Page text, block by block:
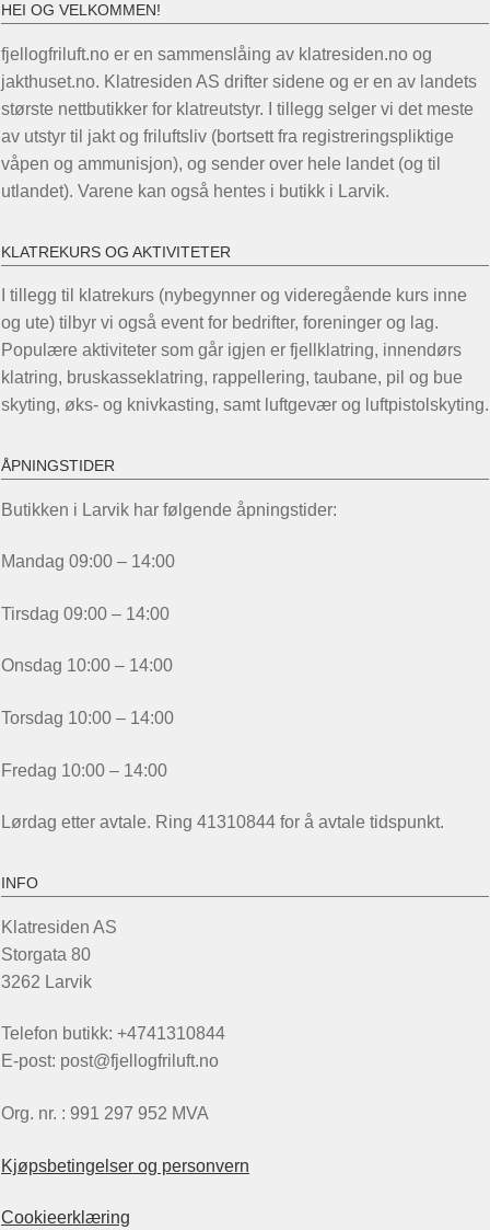
HEI OG VELKOMMEN!
fjellogfriluft.no er en sammenslåing av klatresiden.no og
jakthuset.no. Klatresiden AS drifter sidene og er en av landets
største nettbutikker for klatreutstyr. I tillegg selger vi det meste
av utstyr til jakt og friluftsliv (bortsett fra registreringspliktige
våpen og ammunisjon), og sender over hele landet (og til
utlandet). Varene kan også hentes i butikk i Larvik.
KLATREKURS OG AKTIVITETER
I tillegg til klatrekurs (nybegynner og videregående kurs inne
og ute) tilbyr vi også event for bedrifter, foreninger og lag.
Populære aktiviteter som går igjen er fjellklatring, innendørs
klatring, bruskasseklatring, rappellering, taubane, pil og bue
skyting, øks- og knivkasting, samt luftgevær og luftpistolskyting.
ÅPNINGSTIDER
Butikken i Larvik har følgende åpningstider:
Mandag 09:00 – 14:00
Tirsdag 09:00 – 14:00
Onsdag 10:00 – 14:00
Torsdag 10:00 – 14:00
Fredag 10:00 – 14:00
Lørdag etter avtale. Ring 41310844 for å avtale tidspunkt.
INFO
Klatresiden AS
Storgata 80
3262 Larvik
Telefon butikk: +4741310844
E-post: post@fjellogfriluft.no
Org. nr. : 991 297 952 MVA
Kjøpsbetingelser og personvern
Cookieerklæring